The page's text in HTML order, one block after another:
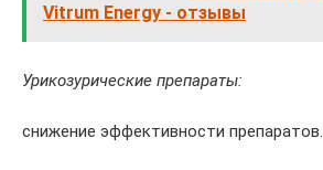
Vitrum Energy - отзывы
Урикозурические препараты:
снижение эффективности препаратов.